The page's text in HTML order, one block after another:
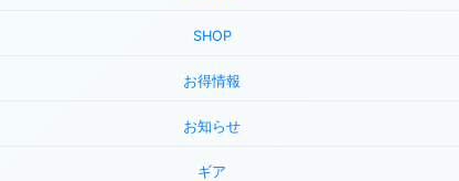
SHOP
お得情報
お知らせ
ギア